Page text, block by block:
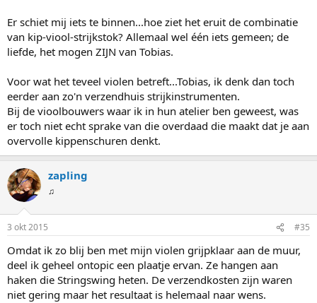
enkele violen heb gehad, en enkele strijkstokken. Ik heb liefde voor
dit instrument en er gevoel voor. En daarom durf ik ook te beweren
dat ik meer van violen weet dan de grootste vioolbouwer. Voor de
vioolbouwer is het handel net als voor die kippenboeren. Ze hebben
ook niet. Neem mijn strijkstokken die zal ik nooit horizontaal
opbergen. Mijn strijkstokken staan mooi rechtop. Kortom ik ben
zelf ook bijna een viool geworden en een strijkstok. En dit is niet
grappig bedoeld.
Er schiet mij iets te binnen...hoe ziet het eruit de combinatie
van kip-viool-strijkstok? Allemaal wel één iets gemeen; de
liefde, het mogen ZIJN van Tobias.
Voor wat het teveel violen betreft...Tobias, ik denk dan toch
eerder aan zo'n verzendhuis strijkinstrumenten.
Bij de vioolbouwers waar ik in hun atelier ben geweest, was
er toch niet echt sprake van die overdaad die maakt dat je aan
overvolle kippenschuren denkt.
zapling
♫
3 okt 2015 #35
Omdat ik zo blij ben met mijn violen grijpklaar aan de muur,
deel ik geheel ontopic een plaatje ervan. Ze hangen aan
haken die Stringswing heten. De verzendkosten zijn waren
niet gering maar het resultaat is helemaal naar wens.